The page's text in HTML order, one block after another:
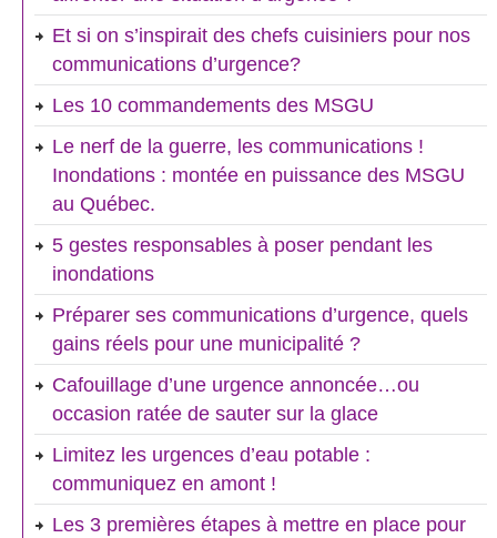
Et si on s’inspirait des chefs cuisiniers pour nos
communications d’urgence?
Les 10 commandements des MSGU
Le nerf de la guerre, les communications !
Inondations : montée en puissance des MSGU
au Québec.
5 gestes responsables à poser pendant les
inondations
Préparer ses communications d’urgence, quels
gains réels pour une municipalité ?
Cafouillage d’une urgence annoncée…ou
occasion ratée de sauter sur la glace
Limitez les urgences d’eau potable :
communiquez en amont !
Les 3 premières étapes à mettre en place pour